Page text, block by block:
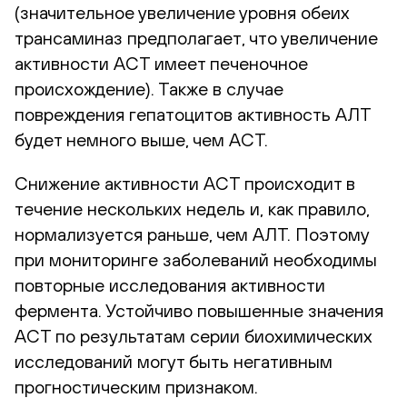
(значительное увеличение уровня обеих
трансаминаз предполагает, что увеличение
активности АСТ имеет печеночное
происхождение). Также в случае
повреждения гепатоцитов активность АЛТ
будет немного выше, чем АСТ.
Снижение активности АСТ происходит в
течение нескольких недель и, как правило,
нормализуется раньше, чем АЛТ. Поэтому
при мониторинге заболеваний необходимы
повторные исследования активности
фермента. Устойчиво повышенные значения
АСТ по результатам серии биохимических
исследований могут быть негативным
прогностическим признаком.